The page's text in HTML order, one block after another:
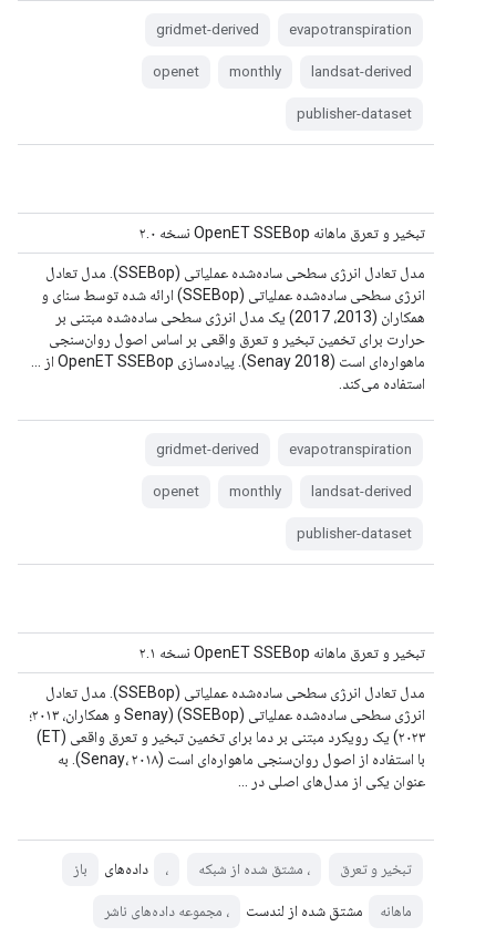
evapotranspiration
gridmet-derived
landsat-derived
monthly
openet
publisher-dataset
تبخیر و تعرق ماهانه OpenET SSEBop نسخه ۲.۰
مدل تعادل انرژی سطحی ساده‌شده عملیاتی (SSEBop). مدل تعادل
انرژی سطحی ساده‌شده عملیاتی (SSEBop) ارائه شده توسط سنای و
همکاران (2013، 2017) یک مدل انرژی سطحی ساده‌شده مبتنی بر
حرارت برای تخمین تبخیر و تعرق واقعی بر اساس اصول روان‌سنجی
ماهواره‌ای است (Senay 2018). پیاده‌سازی OpenET SSEBop از ...
استفاده می‌کند.
evapotranspiration
gridmet-derived
landsat-derived
monthly
openet
publisher-dataset
تبخیر و تعرق ماهانه OpenET SSEBop نسخه ۲.۱
مدل تعادل انرژی سطحی ساده‌شده عملیاتی (SSEBop). مدل تعادل
انرژی سطحی ساده‌شده عملیاتی (SSEBop) (Senay و همکاران، ۲۰۱۳؛
۲۰۲۳) یک رویکرد مبتنی بر دما برای تخمین تبخیر و تعرق واقعی (ET)
با استفاده از اصول روان‌سنجی ماهواره‌ای است (Senay، ۲۰۱۸). به
عنوان یکی از مدل‌های اصلی در ...
تبخیر و تعرق ، مشتق شده از شبکه ، داده‌های باز
ماهانه مشتق شده از لندست ، مجموعه داده‌های ناشر